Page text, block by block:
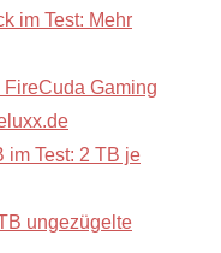
im Test: Mehr
Gaming
im Test: 2 TB je
ungezügelte